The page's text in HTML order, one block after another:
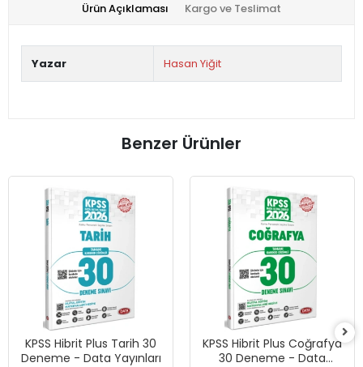
Ürün Açıklaması Kargo ve Teslimat
Yazar Hasan Yiğit
Benzer Ürünler
KPSS Hibrit Plus Tarih 30
Deneme - Data Yayınları
KPSS Hibrit Plus Coğrafya
30 Deneme - Data